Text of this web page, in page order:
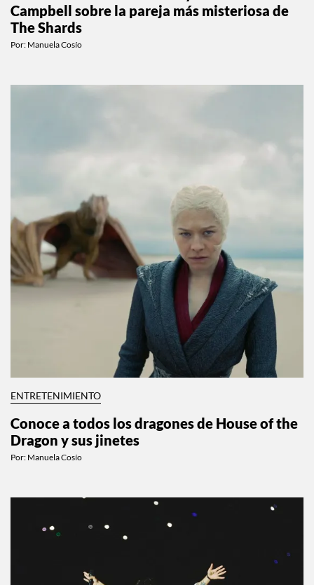
Campbell sobre la pareja más misteriosa de
The Shards
Por: Manuela Cosío
ENTRETENIMIENTO
Conoce a todos los dragones de House of the
Dragon y sus jinetes
Por: Manuela Cosío